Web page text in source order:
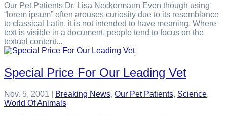
Our Pet Patients Dr. Lisa Neckermann Even though using
“lorem ipsum” often arouses curiosity due to its resemblance
to classical Latin, it is not intended to have meaning. Where
text is visible in a document, people tend to focus on the
textual content...
Special Price For Our Leading Vet
Nov. 5, 2001 Breaking News, Our Pet Patients, Science,
World Of Animals